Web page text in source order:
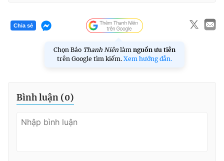
Chia sẻ
Chọn Báo Thanh Niên làm nguồn ưu tiên
trên Google tìm kiếm. Xem hướng dẫn.
Bình luận (0)